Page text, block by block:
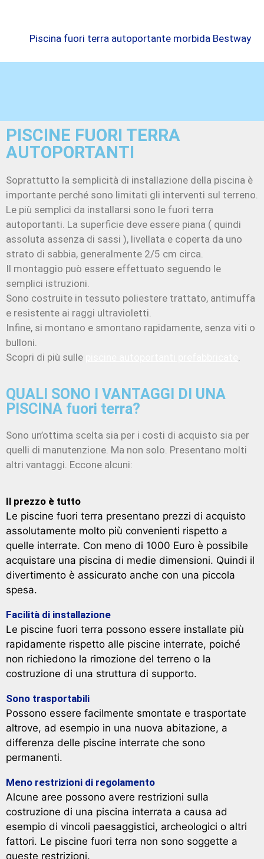
Piscina fuori terra autoportante morbida Bestway
PISCINE FUORI TERRA
AUTOPORTANTI
Soprattutto la semplicità di installazione della piscina è
importante perché sono limitati gli interventi sul terreno.
Le più semplici da installarsi sono le fuori terra
autoportanti. La superficie deve essere piana ( quindi
assoluta assenza di sassi ), livellata e coperta da uno
strato di sabbia, generalmente 2/5 cm circa.
Il montaggio può essere effettuato seguendo le
semplici istruzioni.
Sono costruite in tessuto poliestere trattato, antimuffa
e resistente ai raggi ultravioletti.
Infine, si montano e smontano rapidamente, senza viti o
bulloni.
Scopri di più sulle
.
QUALI SONO I VANTAGGI DI UNA
PISCINA fuori terra?
Sono un’ottima scelta sia per i costi di acquisto sia per
quelli di manutenzione. Ma non solo. Presentano molti
altri vantaggi. Eccone alcuni:
Il prezzo è tutto
Le piscine fuori terra presentano prezzi di acquisto
assolutamente molto più convenienti rispetto a
quelle interrate. Con meno di 1000 Euro è possibile
acquistare una piscina di medie dimensioni. Quindi il
divertimento è assicurato anche con una piccola
spesa.
Facilità di installazione
Le piscine fuori terra possono essere installate più
rapidamente rispetto alle piscine interrate, poiché
non richiedono la rimozione del terreno o la
costruzione di una struttura di supporto.
Sono trasportabili
Possono essere facilmente smontate e trasportate
altrove, ad esempio in una nuova abitazione, a
differenza delle piscine interrate che sono
permanenti.
Meno restrizioni di regolamento
Alcune aree possono avere restrizioni sulla
costruzione di una piscina interrata a causa ad
esempio di vincoli paesaggistici, archeologici o altri
fattori. Le piscine fuori terra non sono soggette a
queste restrizioni.